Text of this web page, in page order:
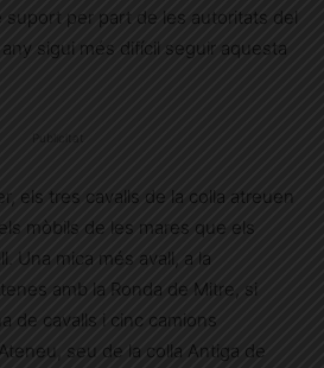
suport per part de les autoritats del
sigui més difícil seguir aquesta
Publicitat
els tres cavalls de la colla atreuen
mòbils de les mares que els
Una mica més avall, a la
amb la Ronda de Mitre, si
de cavalls i cinc camions
seu de la colla Antiga de